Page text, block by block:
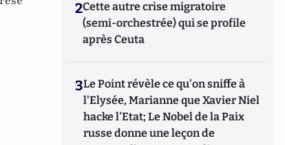
2Cette autre crise migratoire
(semi-orchestrée) qui se profile
après Ceuta
3Le Point révèle ce qu'on sniffe à
l'Elysée, Marianne que Xavier Niel
hacke l'Etat; Le Nobel de la Paix
russe donne une leçon de